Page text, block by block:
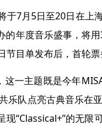
7月5日至20日在上
的年度音乐盛事，将
目单发布后，首轮票
主题既是今年
乐队点亮古典音乐在
“Classical+”的无